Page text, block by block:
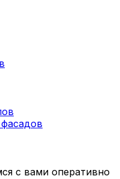
фасадов
с вами оперативно